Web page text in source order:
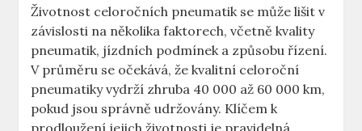
Životnost celoročních pneumatik se může lišit v
závislosti na několika faktorech, včetně kvality
pneumatik, jízdních podmínek a způsobu řízení.
V průměru se očekává, že kvalitní celoroční
pneumatiky vydrží zhruba 40 000 až 60 000 km,
pokud jsou správně udržovány. Klíčem k